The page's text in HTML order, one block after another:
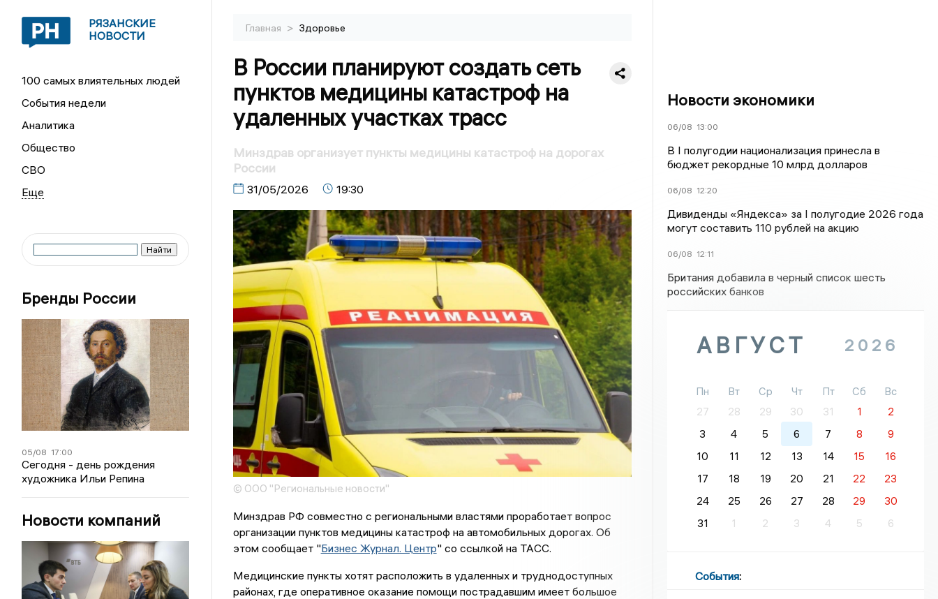
РЯЗАНСКИЕ
НОВОСТИ
100 самых влиятельных людей
События недели
Аналитика
Общество
СВО
Бренды России
05/08 17:00
Сегодня - день рождения
художника Ильи Репина
Новости компаний
Главная > Здоровье
В России планируют создать сеть
пунктов медицины катастроф на
удаленных участках трасс
Минздрав организует пункты медицины катастроф на дорогах
России
31/05/2026 19:30
© ООО "Региональные новости"
Минздрав РФ совместно с региональными властями проработает вопрос
организации пунктов медицины катастроф на автомобильных дорогах. Об
этом сообщает "Бизнес Журнал. Центр" со ссылкой на ТАСС.
Медицинские пункты хотят расположить в удаленных и труднодоступных
районах, где оперативное оказание помощи пострадавшим имеет большое
Новости экономики
06/08 13:00
В I полугодии национализация принесла в
бюджет рекордные 10 млрд долларов
06/08 12:20
Дивиденды «Яндекса» за I полугодие 2026 года
могут составить 110 рублей на акцию
06/08 12:11
Британия добавила в черный список шесть
российских банков
АВГУСТ 2026
Пн Вт Ср Чт Пт Сб
Вс
27
28 29 30 31 1
2
3
4 5 6 7 8
9
10
11 12 13 14 15
16
17
18 19 20 21 22
23
24
25 26 27 28 29
30
31
1 2 3 4 5 6
События: